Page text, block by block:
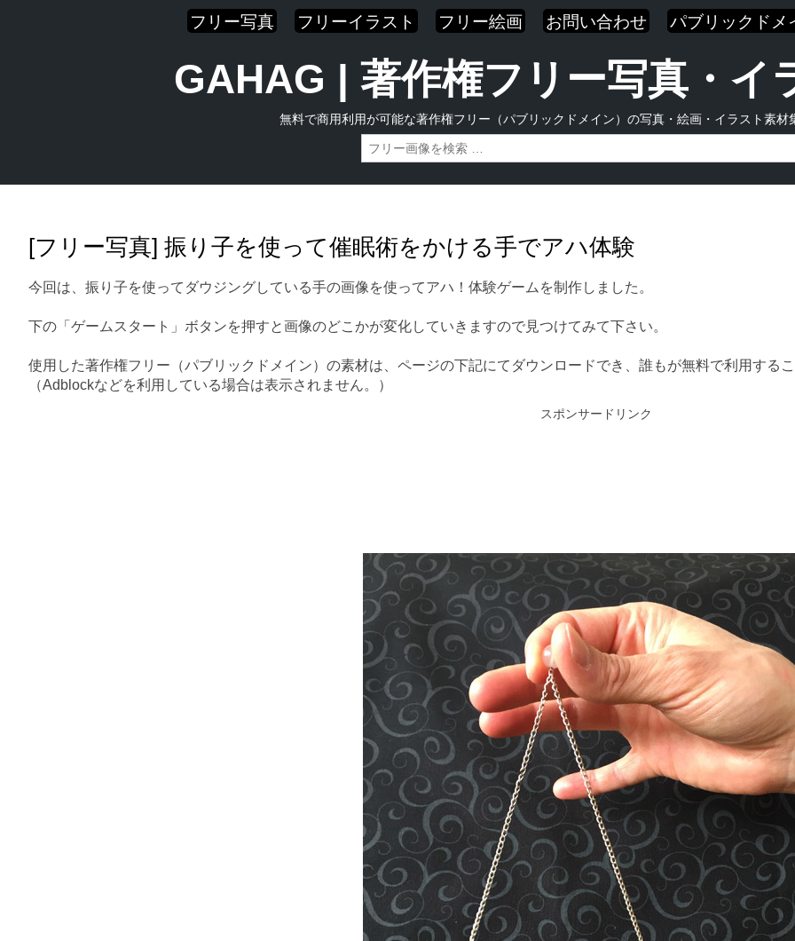
フリー写真 フリーイラスト フリー絵画 お問い合わせ パブリックドメ
GAHAG | 著作権フリー写真・イ
無料で商用利用が可能な著作権フリー（パブリックドメイン）の写真・絵画・イラスト素材
[フリー写真] 振り子を使って催眠術をかける手でアハ体験
今回は、振り子を使ってダウジングしている手の画像を使ってアハ！体験ゲームを制作しました。
下の「ゲームスタート」ボタンを押すと画像のどこかが変化していきますので見つけてみて下さい。
使用した著作権フリー（パブリックドメイン）の素材は、ページの下記にてダウンロードでき、誰もが無料で利用するこ
（Adblockなどを利用している場合は表示されません。）
スポンサードリンク